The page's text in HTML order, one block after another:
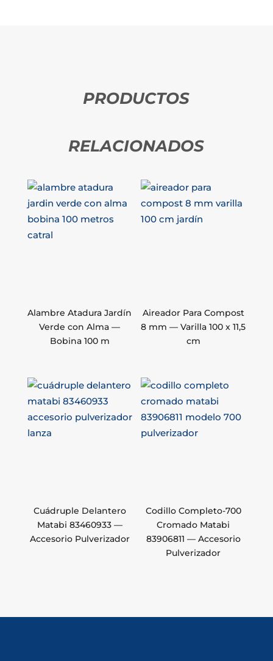
PRODUCTOS
RELACIONADOS
Alambre Atadura Jardín
Verde con Alma —
Bobina 100 m
Aireador Para Compost
8 mm — Varilla 100 x 11,5
cm
Cuádruple Delantero
Matabi 83460933 —
Accesorio Pulverizador
Codillo Completo-700
Cromado Matabi
83906811 — Accesorio
Pulverizador